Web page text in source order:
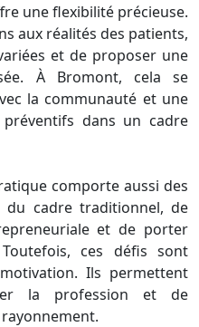
une flexibilité précieuse.
aux réalités des patients,
et de proposer une
À Bromont, cela se
la communauté et une
dans un cadre
comporte aussi des
cadre traditionnel, de
et de porter
ces défis sont
Ils permettent
la profession et de